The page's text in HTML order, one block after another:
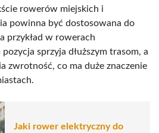
rowerów miejskich i
powinna być dostosowana do
przykład w rowerach
sprzyja dłuższym trasom, a
zwrotność, co ma duże znaczenie
Jaki rower elektryczny do